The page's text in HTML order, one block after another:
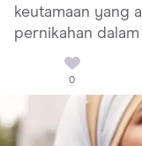
keutamaan yang
pernikahan dalam
0